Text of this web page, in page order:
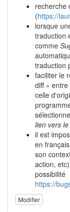
recherche
(https://
lorsque
traduction
comme
traduction
faciliter le
diff »
celle
lien vers
il est
en
son
action,
possibilité
https://
Modifier